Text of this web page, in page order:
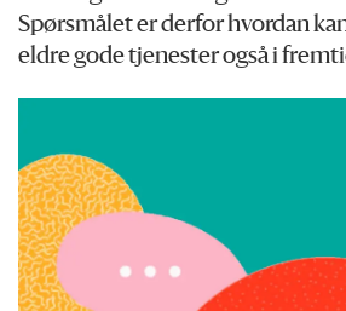
Spørsmålet er derfor hvordan
eldre gode tjenester også i